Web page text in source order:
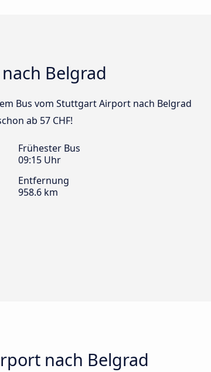
Belgrad
Bus vom Stuttgart Airport nach Belgrad
ab 57 CHF!
Frühester Bus
09:15 Uhr
Entfernung
958.6 km
nach Belgrad